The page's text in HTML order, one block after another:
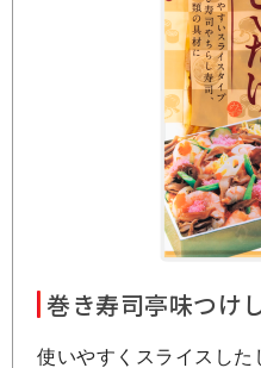
巻き寿司亭味つけ
使いやすくスライスした